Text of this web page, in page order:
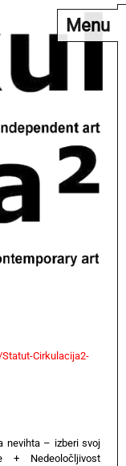
Menu
Cirkulacija2-
nevihta – izberi svoj
+ Nedeoločljivost